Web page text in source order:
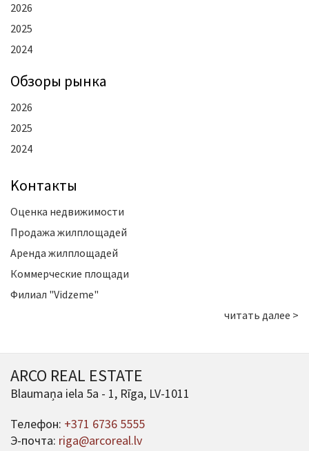
2026
2025
2024
Oбзоры рынка
2026
2025
2024
Kонтакты
Оценка недвижимости
Продажа жилплощадей
Аренда жилплощадей
Коммерческие площади
Филиал "Vidzeme"
читать далее >
ARCO REAL ESTATE
Blaumaņa iela 5a - 1, Rīga, LV-1011
Телефон: +371 6736 5555
Э-почта: riga@arcoreal.lv